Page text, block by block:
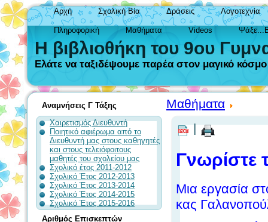
Αρχή Σχολική Βία Δράσεις Λογοτεχνία
Πληροφορική Μαθήματα Videos
Η βιβλιοθήκη του 9ου
Ελάτε να ταξιδέψουμε παρέα στον μαγικό κόσμο
Αναμνήσεις Γ Τάξης
Χαιρετισμός Διευθυντή
Ποιητικό αφιέρωμα από το
Διευθυντή μας στους καθηγητές
και στους τελειόφοιτους
μαθητές του σχολείου μας
Σχολικό έτος 2011-2012
Σχολικό Έτος 2012-2013
Σχολικό Έτος 2013-2014
Σχολικό Έτος 2014-2015
Σχολικό Έτος 2015-2016
Αριθμός Επισκεπτών
Μαθήματα
|
Γνωρίστε
Μια εργασία
κας